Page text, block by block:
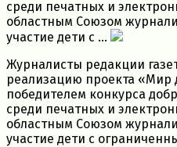
среди печатных и
областным Союзом
участие дети с ...
Журналисты редакции
реализацию проекта «Мир
победителем конкурса
среди печатных и
областным Союзом
участие дети с